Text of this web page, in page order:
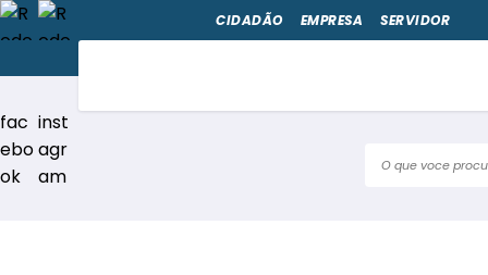
O que voce
CIDADÃO EMPRESA SERVIDOR